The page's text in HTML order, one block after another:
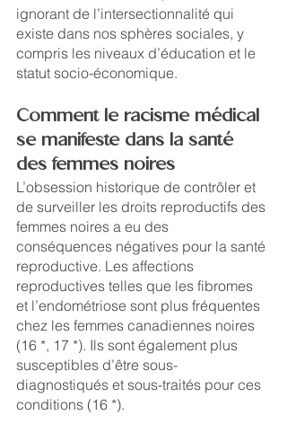
ignorant de l’intersectionnalité qui
existe dans nos sphères sociales, y
compris les niveaux d’éducation et le
statut socio-économique.
Comment le racisme médical
se manifeste dans la santé
des femmes noires
L’obsession historique de contrôler et
de surveiller les droits reproductifs des
femmes noires a eu des
conséquences négatives pour la santé
reproductive. Les affections
reproductives telles que les fibromes
et l’endométriose sont plus fréquentes
chez les femmes canadiennes noires
(16 *, 17 *). Ils sont également plus
susceptibles d’être sous-
diagnostiqués et sous-traités pour ces
conditions (16 *).